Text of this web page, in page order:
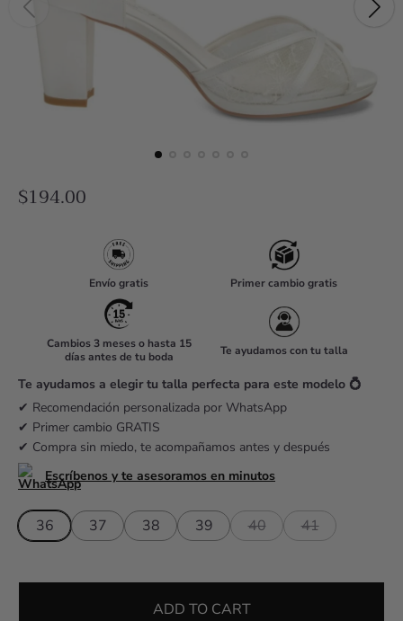
R
r
i
c
e
$194.00
Envío gratis Primer cambio gratis
Cambios 3 meses o hasta 15
días antes de tu boda
Te ayudamos con tu talla
Te ayudamos a elegir tu talla perfecta para este modelo 💍
✔ Recomendación personalizada por WhatsApp
✔ Primer cambio GRATIS
✔ Compra sin miedo, te acompañamos antes y después
Escríbenos y te asesoramos en minutos
36 37 38 39 40 41
ADD TO CART